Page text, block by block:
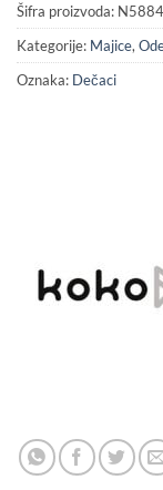
Šifra proizvoda:
Kategorije: Majice,
Oznaka: Dečaci